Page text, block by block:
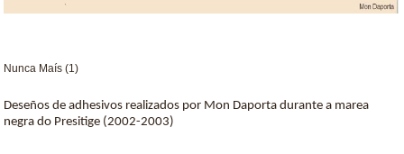
Nunca Maís (1)
Deseños de adhesivos realizados por Mon Daporta durante a marea
negra do Presitige (2002-2003)